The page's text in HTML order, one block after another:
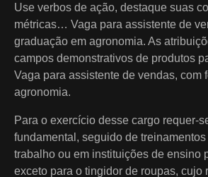
Use verbos de ação, destaque suas
métricas… Vaga para assistente de
graduação em agronomia. As
campos demonstrativos de produtos
Vaga para assistente de vendas, com
agronomia.
Para o exercício desse cargo requer-
fundamental, seguido de
trabalho ou em instituições de ensino
exceto para o tingidor de roupas, cujo